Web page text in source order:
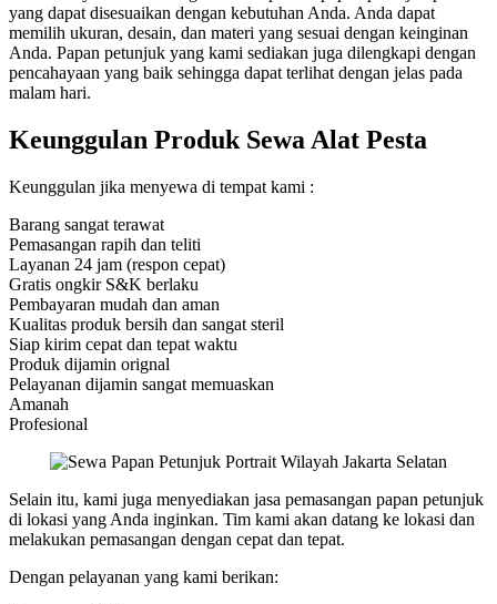
yang dapat disesuaikan dengan kebutuhan Anda. Anda dapat
memilih ukuran, desain, dan materi yang sesuai dengan keinginan
Anda. Papan petunjuk yang kami sediakan juga dilengkapi dengan
pencahayaan yang baik sehingga dapat terlihat dengan jelas pada
malam hari.
Keunggulan Produk Sewa Alat Pesta
Keunggulan jika menyewa di tempat kami :
Barang sangat terawat
Pemasangan rapih dan teliti
Layanan 24 jam (respon cepat)
Gratis ongkir S&K berlaku
Pembayaran mudah dan aman
Kualitas produk bersih dan sangat steril
Siap kirim cepat dan tepat waktu
Produk dijamin orignal
Pelayanan dijamin sangat memuaskan
Amanah
Profesional
Selain itu, kami juga menyediakan jasa pemasangan papan petunjuk
di lokasi yang Anda inginkan. Tim kami akan datang ke lokasi dan
melakukan pemasangan dengan cepat dan tepat.
Dengan pelayanan yang kami berikan: